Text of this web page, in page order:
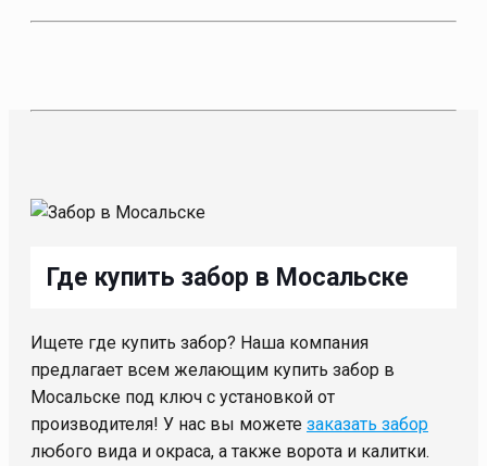
Где купить забор в Мосальске
Ищете где купить забор? Наша компания
предлагает всем желающим купить забор в
Мосальске под ключ с установкой от
производителя! У нас вы можете заказать забор
любого вида и окраса, а также ворота и калитки.